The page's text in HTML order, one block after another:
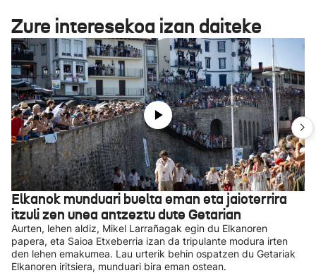
Zure interesekoa izan daiteke
Elkanok munduari buelta eman eta jaioterrira
itzuli zen unea antzeztu dute Getarian
Aurten, lehen aldiz, Mikel Larrañagak egin du Elkanoren
papera, eta Saioa Etxeberria izan da tripulante modura irten
den lehen emakumea. Lau urterik behin ospatzen du Getariak
Elkanoren iritsiera, munduari bira eman ostean.